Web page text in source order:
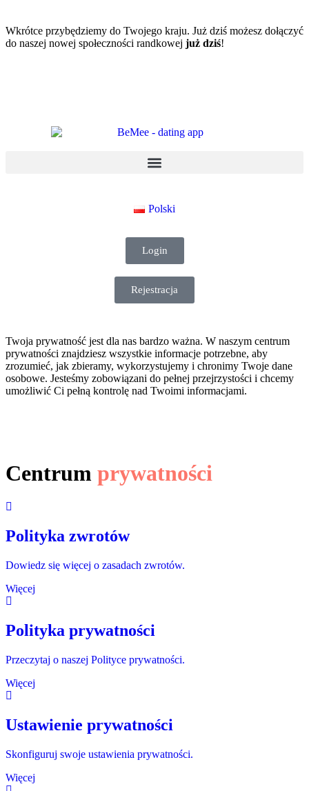
Wkrótce przybędziemy do Twojego kraju. Już dziś możesz dołączyć
do naszej nowej społeczności randkowej już dziś!
Polski
Login
Rejestracja
Twoja prywatność jest dla nas bardzo ważna. W naszym centrum
prywatności znajdziesz wszystkie informacje potrzebne, aby
zrozumieć, jak zbieramy, wykorzystujemy i chronimy Twoje dane
osobowe. Jesteśmy zobowiązani do pełnej przejrzystości i chcemy
umożliwić Ci pełną kontrolę nad Twoimi informacjami.
Centrum prywatności
Polityka zwrotów
Dowiedz się więcej o zasadach zwrotów.
Więcej
Polityka prywatności
Przeczytaj o naszej Polityce prywatności.
Więcej
Ustawienie prywatności
Skonfiguruj swoje ustawienia prywatności.
Więcej